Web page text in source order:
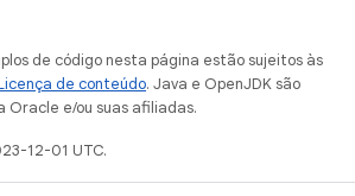
de código nesta página estão sujeitos às
de conteúdo. Java e OpenJDK são
e/ou suas afiliadas.
12-01 UTC.